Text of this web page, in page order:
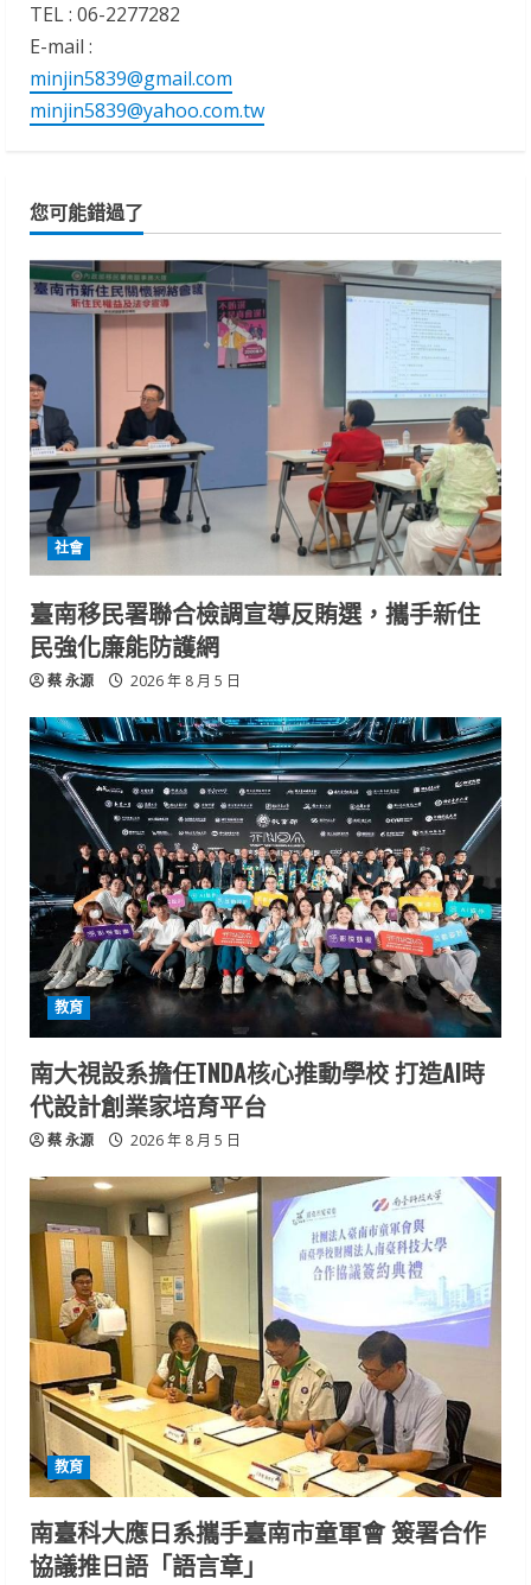
TEL : 06-2277282
E-mail :
minjin5839@gmail.com
minjin5839@yahoo.com.tw
您可能錯過了
社會
臺南移民署聯合檢調宣導反賄選，攜手新住
民強化廉能防護網
蔡 永源 2026 年 8 月 5 日
教育
南大視設系擔任TNDA核心推動學校 打造AI時
代設計創業家培育平台
蔡 永源 2026 年 8 月 5 日
教育
南臺科大應日系攜手臺南市童軍會 簽署合作
協議推日語「語言章」